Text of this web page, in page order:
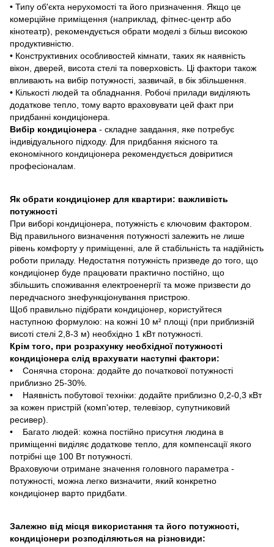
• Типу об'єкта нерухомості та його призначення. Якщо це
комерційне приміщення (наприклад, фітнес-центр або
кінотеатр), рекомендується обрати моделі з більш високою
продуктивністю.
• Конструктивних особливостей кімнати, таких як наявність
вікон, дверей, висота стелі та поверховість. Ці фактори також
впливають на вибір потужності, зазвичай, в бік збільшення.
• Кількості людей та обладнання. Робочі прилади виділяють
додаткове тепло, тому варто враховувати цей факт при
придбанні кондиціонера.
Вибір кондиціонера - складне завдання, яке потребує
індивідуального підходу. Для придбання якісного та
економічного кондиціонера рекомендується довіритися
професіоналам.
Як обрати кондиціонер для квартири: важливість
потужності
При виборі кондиціонера, потужність є ключовим фактором.
Від правильного визначення потужності залежить не лише
рівень комфорту у приміщенні, але й стабільність та надійність
роботи приладу. Недостатня потужність призведе до того, що
кондиціонер буде працювати практично постійно, що
збільшить споживання електроенергії та може призвести до
передчасного знефункціонування пристрою.
Щоб правильно підібрати кондиціонер, користуйтеся
наступною формулою: на кожні 10 м² площі (при приблизній
висоті стелі 2,8-3 м) необхідно 1 кВт потужності.
Крім того, при розрахунку необхідної потужності
кондиціонера слід врахувати наступні фактори:
• Сонячна сторона: додайте до початкової потужності
приблизно 25-30%.
• Наявність побутової техніки: додайте приблизно 0,2-0,3 кВт
за кожен пристрій (комп'ютер, телевізор, супутниковий
ресивер).
• Багато людей: кожна постійно присутня людина в
приміщенні виділяє додаткове тепло, для компенсації якого
потрібні ще 100 Вт потужності.
Враховуючи отримане значення головного параметра -
потужності, можна легко визначити, який конкретно
кондиціонер варто придбати.
Залежно від місця використання та його потужності,
кондиціонери розподіляються на різновиди: